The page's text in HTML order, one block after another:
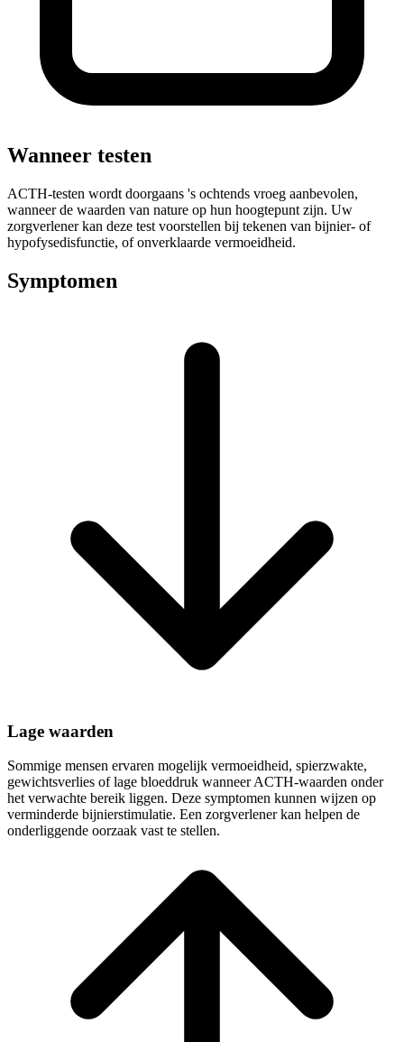
Wanneer testen
ACTH-testen wordt doorgaans 's ochtends vroeg aanbevolen,
wanneer de waarden van nature op hun hoogtepunt zijn. Uw
zorgverlener kan deze test voorstellen bij tekenen van bijnier- of
hypofysedisfunctie, of onverklaarde vermoeidheid.
Symptomen
Lage waarden
Sommige mensen ervaren mogelijk vermoeidheid, spierzwakte,
gewichtsverlies of lage bloeddruk wanneer ACTH-waarden onder
het verwachte bereik liggen. Deze symptomen kunnen wijzen op
verminderde bijnierstimulatie. Een zorgverlener kan helpen de
onderliggende oorzaak vast te stellen.